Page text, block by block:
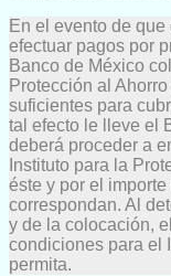
En el evento de
efectuar pagos por
Banco de México
Protección al
suficientes para
tal efecto le lleve el
deberá proceder a
Instituto para la
éste y por el
correspondan. Al
y de la colocación,
condiciones para el
permita.